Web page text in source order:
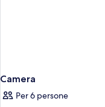
Camera
Per 6 persone